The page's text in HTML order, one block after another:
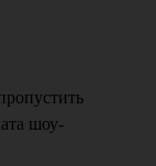
шоу-